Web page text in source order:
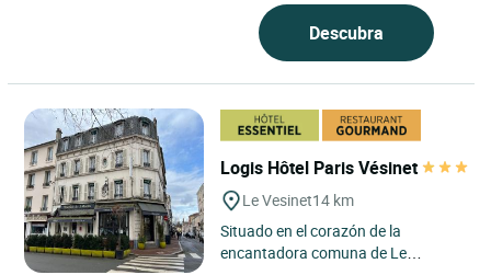
Descubra
Logis Hôtel Paris Vésinet
Le Vesinet14 km
Situado en el corazón de la
encantadora comuna de Le